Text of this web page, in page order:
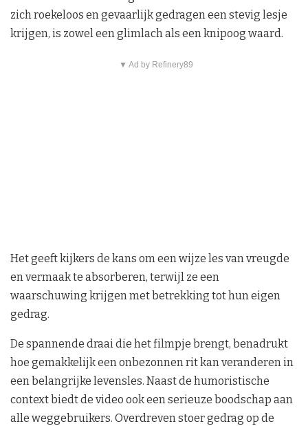
zich roekeloos en gevaarlijk gedragen een stevig lesje
krijgen, is zowel een glimlach als een knipoog waard.
▼ Ad by Refinery89
Het geeft kijkers de kans om een wijze les van vreugde
en vermaak te absorberen, terwijl ze een
waarschuwing krijgen met betrekking tot hun eigen
gedrag.
De spannende draai die het filmpje brengt, benadrukt
hoe gemakkelijk een onbezonnen rit kan veranderen in
een belangrijke levensles. Naast de humoristische
context biedt de video ook een serieuze boodschap aan
alle weggebruikers. Overdreven stoer gedrag op de